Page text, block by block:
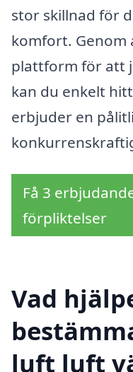
stor skillnad för
komfort. Genom
plattform för att
kan du enkelt
erbjuder en
Få 3
förpliktelser
Vad
luft luft